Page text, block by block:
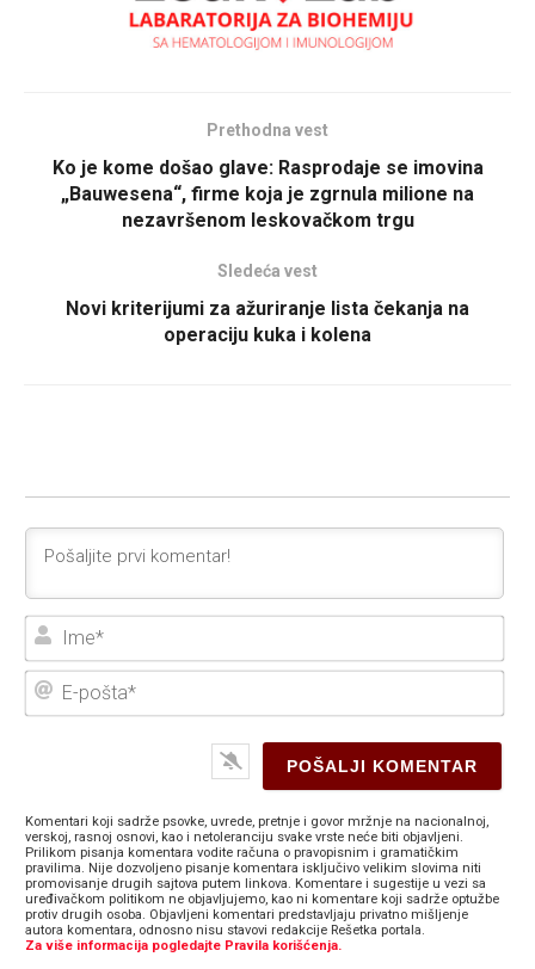
Prethodna vest
Ko je kome došao glave: Rasprodaje se imovina
„Bauwesena“, firme koja je zgrnula milione na
nezavršenom leskovačkom trgu
Sledeća vest
Novi kriterijumi za ažuriranje lista čekanja na
operaciju kuka i kolena
E-
Komentari koji sadrže psovke, uvrede, pretnje i govor mržnje na nacionalnoj,
verskoj, rasnoj osnovi, kao i netoleranciju svake vrste neće biti objavljeni.
Prilikom pisanja komentara vodite računa o pravopisnim i gramatičkim
pravilima. Nije dozvoljeno pisanje komentara isključivo velikim slovima niti
promovisanje drugih sajtova putem linkova. Komentare i sugestije u vezi sa
uređivačkom politikom ne objavljujemo, kao ni komentare koji sadrže optužbe
protiv drugih osoba. Objavljeni komentari predstavljaju privatno mišljenje
autora komentara, odnosno nisu stavovi redakcije Rešetka portala.
Za više informacija pogledajte Pravila korišćenja.